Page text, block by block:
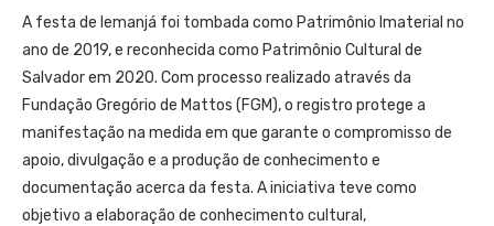
A festa de Iemanjá foi tombada como Patrimônio Imaterial no
ano de 2019, e reconhecida como Patrimônio Cultural de
Salvador em 2020. Com processo realizado através da
Fundação Gregório de Mattos (FGM), o registro protege a
manifestação na medida em que garante o compromisso de
apoio, divulgação e a produção de conhecimento e
documentação acerca da festa. A iniciativa teve como
objetivo a elaboração de conhecimento cultural,